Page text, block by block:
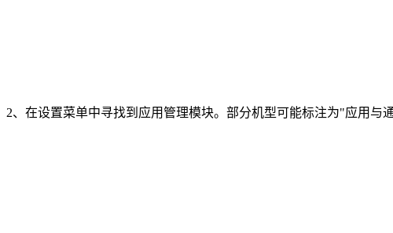
2、在设置菜单中寻找到应用管理模块。部分机型可能标注为"应用